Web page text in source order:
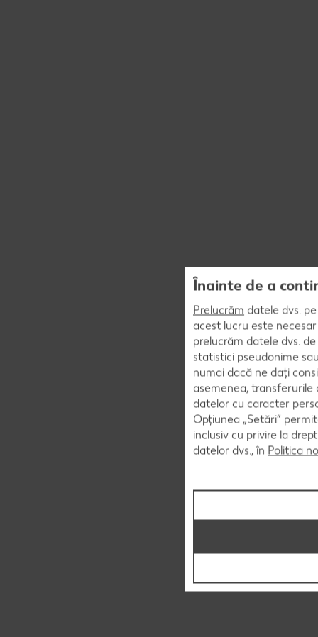
Înainte de a
Prelucrăm datele dvs.
acest lucru este
prelucrăm datele dvs.
statistici pseudonime
numai dacă ne dați
asemenea,
datelor cu caracter
Opțiunea „Setări”
inclusiv cu privire la
datelor dvs., în Politica